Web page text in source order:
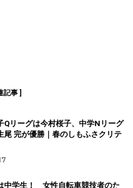
記事 ]
Qリーグは今村桜子、中学Nリーグ
尾 完が優勝｜春のしもふさクリテ
中学生！ 女性自転車競技者のた